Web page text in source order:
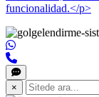
funcionalidad.</p>
×